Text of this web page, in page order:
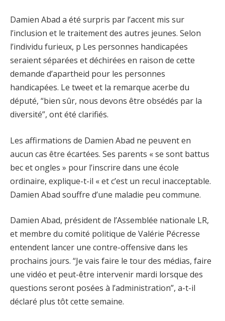
Damien Abad a été surpris par l’accent mis sur
l’inclusion et le traitement des autres jeunes. Selon
l’individu furieux, p Les personnes handicapées
seraient séparées et déchirées en raison de cette
demande d’apartheid pour les personnes
handicapées. Le tweet et la remarque acerbe du
député, “bien sûr, nous devons être obsédés par la
diversité”, ont été clarifiés.
Les affirmations de Damien Abad ne peuvent en
aucun cas être écartées. Ses parents « se sont battus
bec et ongles » pour l’inscrire dans une école
ordinaire, explique-t-il « et c’est un recul inacceptable.
Damien Abad souffre d’une maladie peu commune.
Damien Abad, président de l’Assemblée nationale LR,
et membre du comité politique de Valérie Pécresse
entendent lancer une contre-offensive dans les
prochains jours. “Je vais faire le tour des médias, faire
une vidéo et peut-être intervenir mardi lorsque des
questions seront posées à l’administration”, a-t-il
déclaré plus tôt cette semaine.